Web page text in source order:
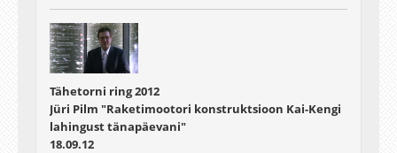
Tähetorni ring 2012
Jüri Pilm "Raketimootori konstruktsioon Kai-Kengi
lahingust tänapäevani"
18.09.12